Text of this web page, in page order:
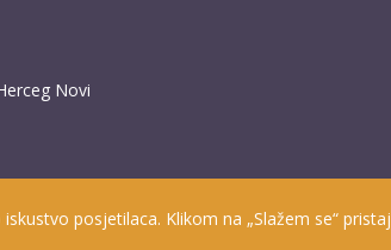
Novi
posjetilaca. Klikom na „Slažem se“